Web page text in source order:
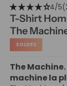
star_ratestar_ratestar_ratestar_ratestar_rate4/5
T-Shirt
The
SOLDES
The
machine la